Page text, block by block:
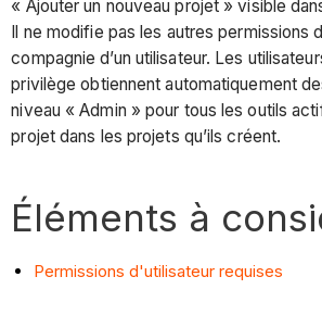
« Ajouter un nouveau projet » visible
Il ne modifie pas les autres permissions
compagnie d’un utilisateur. Les
privilège obtiennent automatiquement
niveau « Admin » pour tous les outils
projet dans les projets qu’ils créent.
Éléments à
Permissions d'utilisateur requises